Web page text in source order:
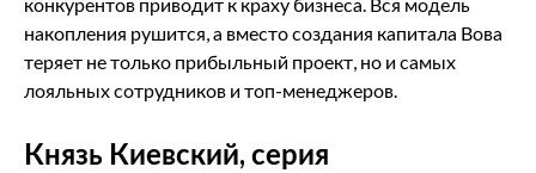
накопления рушится, а вместо создания капитала Вова
теряет не только прибыльный проект, но и самых
лояльных сотрудников и топ-менеджеров.
Князь Киевский, серия